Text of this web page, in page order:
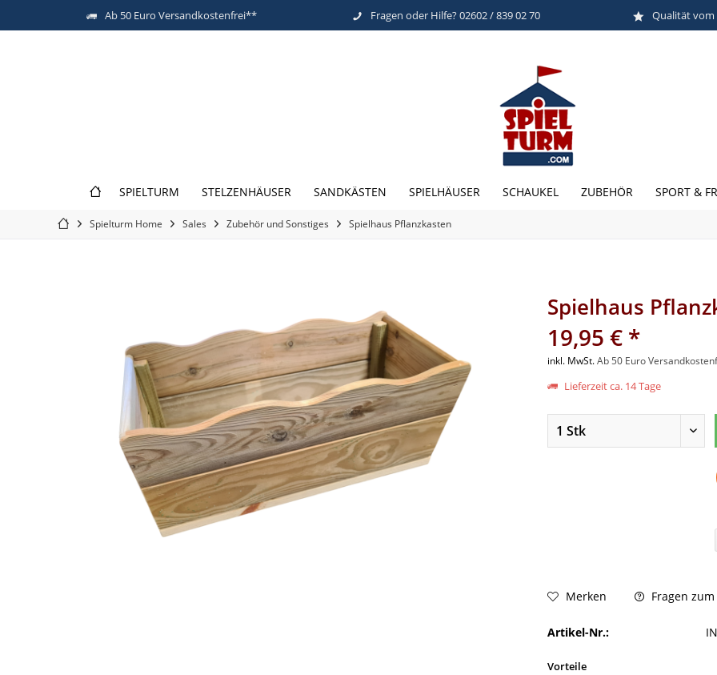
Ab 50 Euro Versandkostenfrei** Fragen oder Hilfe? 02602 / 839 02 70 Qualität vom
SPIELTURM STELZENHÄUSER SANDKÄSTEN SPIELHÄUSER SCHAUKEL ZUBEHÖR SPORT &
Spielturm Home Sales Zubehör und Sonstiges Spielhaus Pflanzkasten
Spielhaus
19,95 € *
inkl. MwSt.Ab 50 Euro
Lieferzeit ca. 14 Tage
Merken Fragen
Artikel-Nr.:
Vorteile